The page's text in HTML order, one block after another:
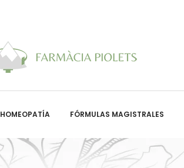
HOMEOPATÍA FÓRMULAS MAGISTRALES